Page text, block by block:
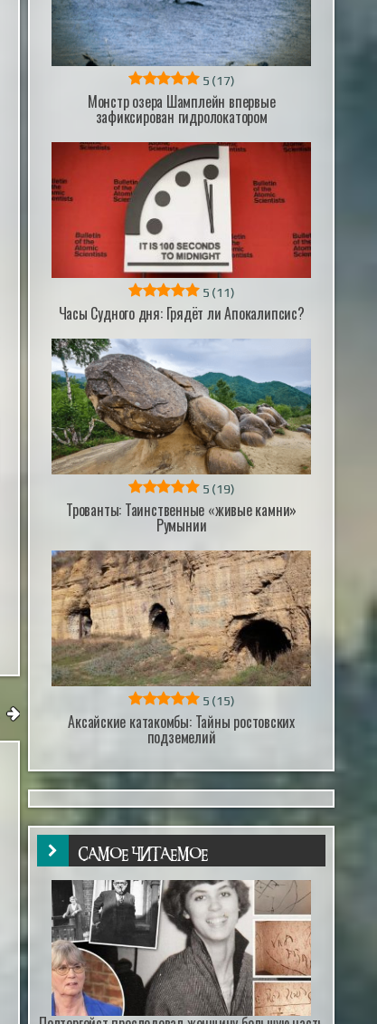
5 (17)
Монстр озера Шамплейн впервые
зафиксирован гидролокатором
5 (11)
Часы Судного дня: Грядёт ли Апокалипсис?
5 (19)
Трованты: Таинственные «живые камни»
Румынии
5 (15)
Аксайские катакомбы: Тайны ростовских
подземелий
САМОЕ ЧИТАЕМОЕ